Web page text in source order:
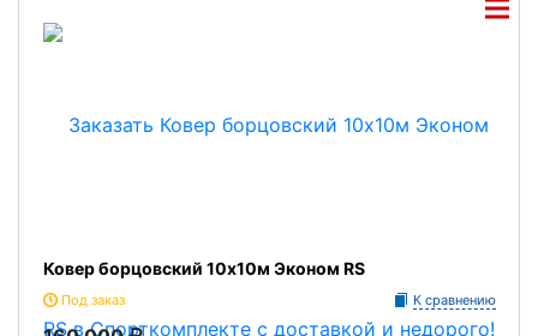
Ковер борцовский 10х10м Эконом RS
Под заказ К сравнению